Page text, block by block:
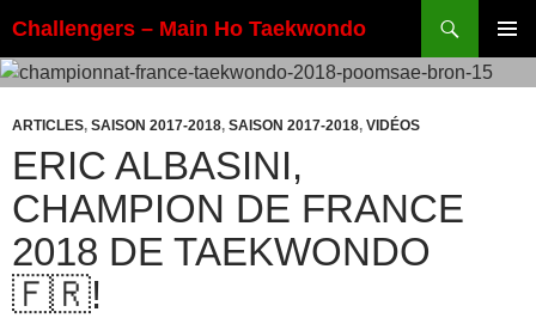
au
contenu
Challengers – Main Ho Taekwondo
MENU
ARTICLES, SAISON 2017-2018, SAISON 2017-2018, VIDÉOS
ERIC ALBASINI,
CHAMPION DE FRANCE
2018 DE TAEKWONDO
🇫🇷!